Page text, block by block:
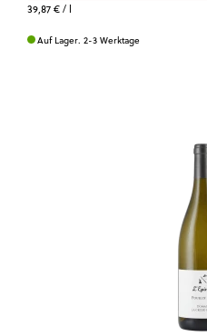
39,87 €/ l
Auf Lager. 2-3 Werktage